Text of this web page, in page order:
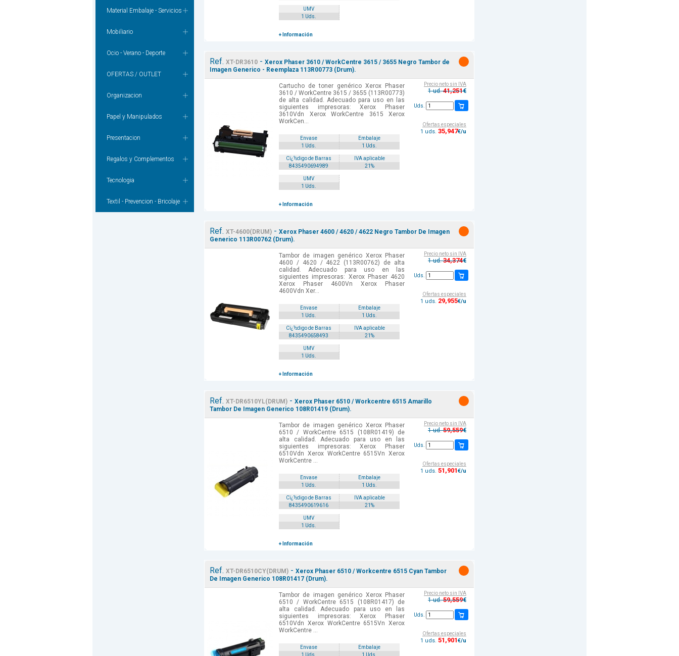
Material Embalaje - Servicios
Mobiliario
Ocio - Verano - Deporte
OFERTAS / OUTLET
Organizacion
Papel y Manipulados
Presentacion
Regalos y Complementos
Tecnologia
Textil - Prevencion - Bricolaje
UMV
1 Uds.
+ Información
Ref. XT-DR3610 - Xerox Phaser 3610 / WorkCentre 3615 / 3655 Negro Tambor de
Imagen Generico - Reemplaza 113R00773 (Drum).
Cartucho de toner genérico Xerox Phaser
3610 / WorkCentre 3615 / 3655 (113R00773)
de alta calidad. Adecuado para uso en las
siguientes impresoras: Xerox Phaser
3610Vdn Xerox WorkCentre 3615 Xerox
WorkCen...
Envase
Embalaje
1 Uds.
1 Uds.
Cï¿½digo de Barras
IVA aplicable
8435490694989
21%
UMV
1 Uds.
+ Información
Precio neto sin IVA
1 ud.41,251€
Uds.
Ofertas especiales
1 uds. 35,947€/u
Ref. XT-4600(DRUM) - Xerox Phaser 4600 / 4620 / 4622 Negro Tambor De Imagen
Generico 113R00762 (Drum).
Tambor de imagen genérico Xerox Phaser
4600 / 4620 / 4622 (113R00762) de alta
calidad. Adecuado para uso en las
siguientes impresoras: Xerox Phaser 4620
Xerox Phaser 4600Vn Xerox Phaser
4600Vdn Xer...
Envase
Embalaje
1 Uds.
1 Uds.
Cï¿½digo de Barras
IVA aplicable
8435490658493
21%
UMV
1 Uds.
+ Información
Precio neto sin IVA
1 ud.34,374€
Uds.
Ofertas especiales
1 uds. 29,955€/u
Ref. XT-DR6510YL(DRUM) - Xerox Phaser 6510 / Workcentre 6515 Amarillo
Tambor De Imagen Generico 108R01419 (Drum).
Tambor de imagen genérico Xerox Phaser
6510 / WorkCentre 6515 (108R01419) de
alta calidad. Adecuado para uso en las
siguientes impresoras: Xerox Phaser
6510Vdn Xerox WorkCentre 6515Vn Xerox
WorkCentre ...
Envase
Embalaje
1 Uds.
1 Uds.
Cï¿½digo de Barras
IVA aplicable
8435490619616
21%
UMV
1 Uds.
+ Información
Precio neto sin IVA
1 ud.59,559€
Uds.
Ofertas especiales
1 uds. 51 ,901€/u
Ref. XT-DR6510CY(DRUM) - Xerox Phaser 6510 / Workcentre 6515 Cyan Tambor
De Imagen Generico 108R01417 (Drum).
Tambor de imagen genérico Xerox Phaser
6510 / WorkCentre 6515 (108R01417) de
alta calidad. Adecuado para uso en las
siguientes impresoras: Xerox Phaser
6510Vdn Xerox WorkCentre 6515Vn Xerox
WorkCentre ...
Envase
Embalaje
Precio neto sin IVA
1 ud.59,559€
Uds.
Ofertas especiales
1 uds. 51 ,901€/u